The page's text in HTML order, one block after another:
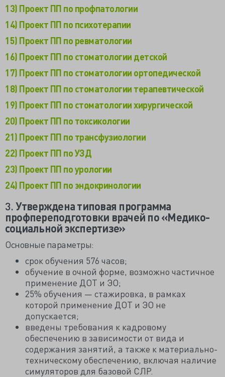
13) Проект ПП по профпатологии
14) Проект ПП по психотерапии
15) Проект ПП по ревматологии
16) Проект ПП по стоматологии детской
17) Проект ПП по стоматологии ортопедической
18) Проект ПП по стоматологии терапевтической
19) Проект ПП по стоматологии хирургической
20) Проект ПП по токсикологии
21) Проект ПП по трансфузиологии
22) Проект ПП по УЗД
23) Проект ПП по урологии
24) Проект ПП по эндокринологии
3.Утверждена типовая программа
профпереподготовки врачей по «Медико-
социальной экспертизе»
Основные параметры:
срок обучения 576 часов;
обучение в очной форме, возможно частичное
применение ДОТ и ЭО;
25% обучения — стажировка, в рамках
которой применение ДОТ и ЭО не
допускается;
введены требования к кадровому
обеспечению в зависимости от вида и
содержания занятий, а также к материально-
техническому обеспечению, включая наличие
симуляторов для базовой СЛР.